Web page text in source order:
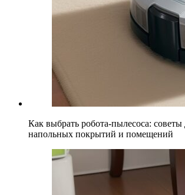
Как выбрать робота-пылесоса:
напольных покрытий и помещений